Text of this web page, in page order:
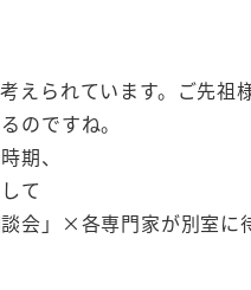
えられています。ご先
のですね。
期、
て
会」×各専門家が別室に